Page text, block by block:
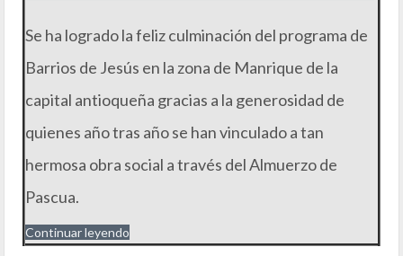
Se ha logrado la feliz culminación del programa de
Barrios de Jesús en la zona de Manrique de la
capital antioqueña gracias a la generosidad de
quienes año tras año se han vinculado a tan
hermosa obra social a través del Almuerzo de
Pascua.
Continuar leyendo